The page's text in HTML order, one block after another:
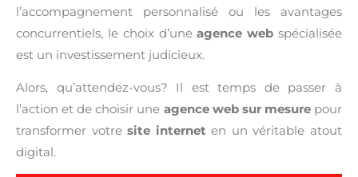
l’accompagnement personnalisé ou les avantages
concurrentiels, le choix d’uneagence web spécialisée
est un investissement judicieux.
Alors, qu’attendez-vous? Il est temps de passer à
l’action et de choisir une agence web sur mesurepour
transformer votresite internet en un véritable atout
digital.